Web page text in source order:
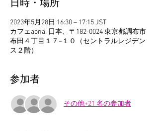
日時・場所
2023年5月28日 16:30 – 17:15 JST
カフェaona, 日本、〒182-0024 東京都調布市
布田４丁目１７−１０（セントラルレジデン
ス２階）
参加者
その他+21 名の参加者